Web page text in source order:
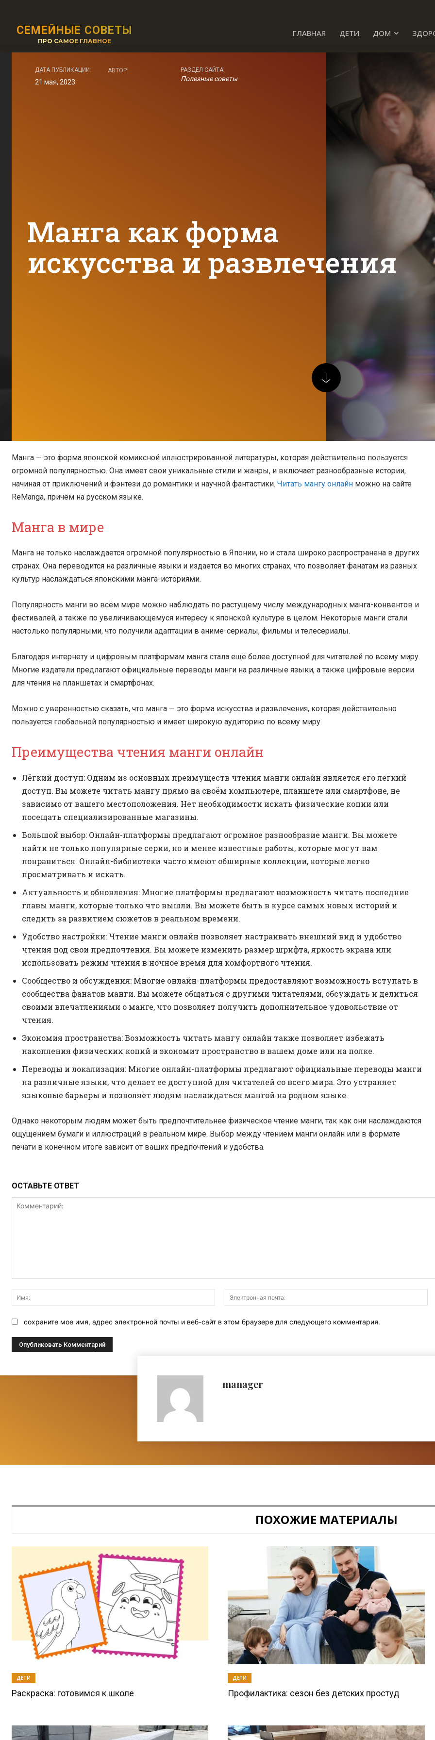
СЕМЕЙНЫЕ СОВЕТЫ
ПРО САМОЕ ГЛАВНОЕ
ГЛАВНАЯ ДЕТИ ДОМ
Манга как форма
искусства и развлечения
ДАТА ПУБЛИКАЦИИ:
21 мая, 2023
АВТОР: РАЗДЕЛ САЙТА:
Полезные советы
Манга — это форма японской комиксной иллюстрированной литературы, которая действительно пользуется
огромной популярностью. Она имеет свои уникальные стили и жанры, и включает разнообразные истории,
начиная от приключений и фэнтези до романтики и научной фантастики. Читать мангу онлайн можно на сайте
ReManga, причём на русском языке.
Манга в мире
Манга не только наслаждается огромной популярностью в Японии, но и стала широко распространена в других
странах. Она переводится на различные языки и издается во многих странах, что позволяет фанатам из разных
культур наслаждаться японскими манга-историями.
Популярность манги во всём мире можно наблюдать по растущему числу международных манга-конвентов и
фестивалей, а также по увеличивающемуся интересу к японской культуре в целом. Некоторые манги стали
настолько популярными, что получили адаптации в аниме-сериалы, фильмы и телесериалы.
Благодаря интернету и цифровым платформам манга стала ещё более доступной для читателей по всему миру.
Многие издатели предлагают официальные переводы манги на различные языки, а также цифровые версии
для чтения на планшетах и смартфонах.
Можно с уверенностью сказать, что манга — это форма искусства и развлечения, которая действительно
пользуется глобальной популярностью и имеет широкую аудиторию по всему миру.
Преимущества чтения манги онлайн
Лёгкий доступ: Одним из основных преимуществ чтения манги онлайн является его легкий
доступ. Вы можете читать мангу прямо на своём компьютере, планшете или смартфоне, не
зависимо от вашего местоположения. Нет необходимости искать физические копии или
посещать специализированные магазины.
Большой выбор: Онлайн-платформы предлагают огромное разнообразие манги. Вы можете
найти не только популярные серии, но и менее известные работы, которые могут вам
понравиться. Онлайн-библиотеки часто имеют обширные коллекции, которые легко
просматривать и искать.
Актуальность и обновления: Многие платформы предлагают возможность читать последние
главы манги, которые только что вышли. Вы можете быть в курсе самых новых историй и
следить за развитием сюжетов в реальном времени.
Удобство настройки: Чтение манги онлайн позволяет настраивать внешний вид и удобство
чтения под свои предпочтения. Вы можете изменить размер шрифта, яркость экрана или
использовать режим чтения в ночное время для комфортного чтения.
Сообщество и обсуждения: Многие онлайн-платформы предоставляют возможность вступать в
сообщества фанатов манги. Вы можете общаться с другими читателями, обсуждать и делиться
своими впечатлениями о манге, что позволяет получить дополнительное удовольствие от
чтения.
Экономия пространства: Возможность читать мангу онлайн также позволяет избежать
накопления физических копий и экономит пространство в вашем доме или на полке.
Переводы и локализация: Многие онлайн-платформы предлагают официальные переводы манги
на различные языки, что делает ее доступной для читателей со всего мира. Это устраняет
языковые барьеры и позволяет людям наслаждаться мангой на родном языке.
Однако некоторым людям может быть предпочтительнее физическое чтение манги, так как они наслаждаются
ощущением бумаги и иллюстраций в реальном мире. Выбор между чтением манги онлайн или в формате
печати в конечном итоге зависит от ваших предпочтений и удобства.
ОСТАВЬТЕ ОТВЕТ
Имя:
сохраните мое имя, адрес электронной почты и веб-сайт в этом браузере для следующего комментария.
manager
ПОХОЖИЕ МАТЕРИАЛЫ
ДЕТИ
Раскраска: готовимся к школе
ДЕТИ
Профилактика: сезон без детских простуд